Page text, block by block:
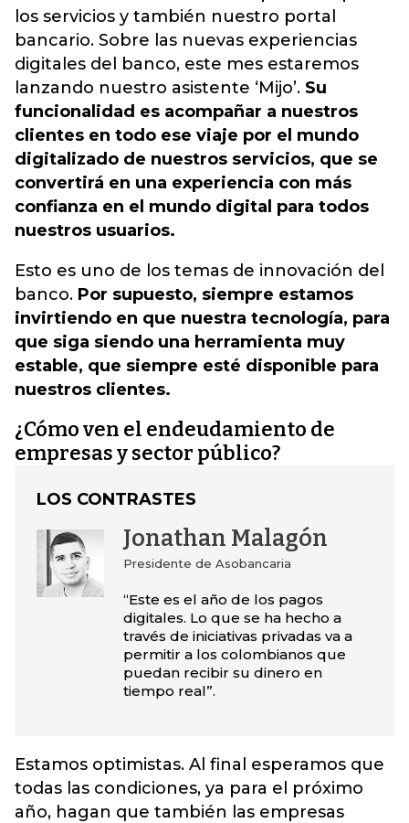
los servicios y también nuestro portal
bancario. Sobre las nuevas experiencias
digitales del banco, este mes estaremos
lanzando nuestro asistente ‘Mijo’. Su
funcionalidad es acompañar a nuestros
clientes en todo ese viaje por el mundo
digitalizado de nuestros servicios, que se
convertirá en una experiencia con más
confianza en el mundo digital para todos
nuestros usuarios.
Esto es uno de los temas de innovación del
banco. Por supuesto, siempre estamos
invirtiendo en que nuestra tecnología, para
que siga siendo una herramienta muy
estable, que siempre esté disponible para
nuestros clientes.
¿Cómo ven el endeudamiento de
empresas y sector público?
LOS CONTRASTES
Jonathan Malagón
Presidente de Asobancaria
“Este es el año de los pagos
digitales. Lo que se ha hecho a
través de iniciativas privadas va a
permitir a los colombianos que
puedan recibir su dinero en
tiempo real”.
Estamos optimistas. Al final esperamos que
todas las condiciones, ya para el próximo
año, hagan que también las empresas